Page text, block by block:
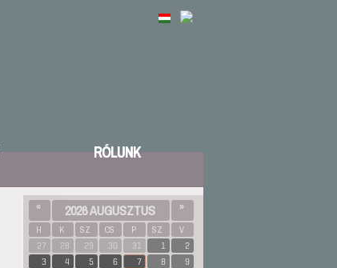
RÓLUNK
« 2026 AUGUSZTUS »
H K SZ CS P SZ
V
27
28 29 30 31 1
2
3
4 5 6 7 8
9